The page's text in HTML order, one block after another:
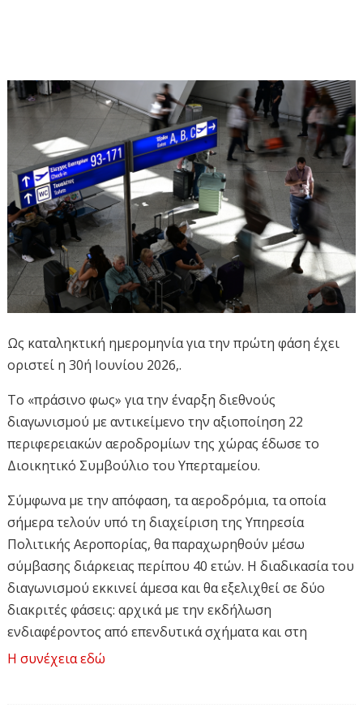
Ως καταληκτική ημερομηνία για την πρώτη φάση έχει
οριστεί η 30ή Ιουνίου 2026,.
Το «πράσινο φως» για την έναρξη διεθνούς
διαγωνισμού με αντικείμενο την αξιοποίηση 22
περιφερειακών αεροδρομίων της χώρας έδωσε το
Διοικητικό Συμβούλιο του Υπερταμείου.
Σύμφωνα με την απόφαση, τα αεροδρόμια, τα οποία
σήμερα τελούν υπό τη διαχείριση της Υπηρεσία
Πολιτικής Αεροπορίας, θα παραχωρηθούν μέσω
σύμβασης διάρκειας περίπου 40 ετών. Η διαδικασία του
διαγωνισμού εκκινεί άμεσα και θα εξελιχθεί σε δύο
διακριτές φάσεις: αρχικά με την εκδήλωση
ενδιαφέροντος από επενδυτικά σχήματα και στη
συνέχεια με την υποβολή δεσμευτικών προσφορών
Η συνέχεια εδώ